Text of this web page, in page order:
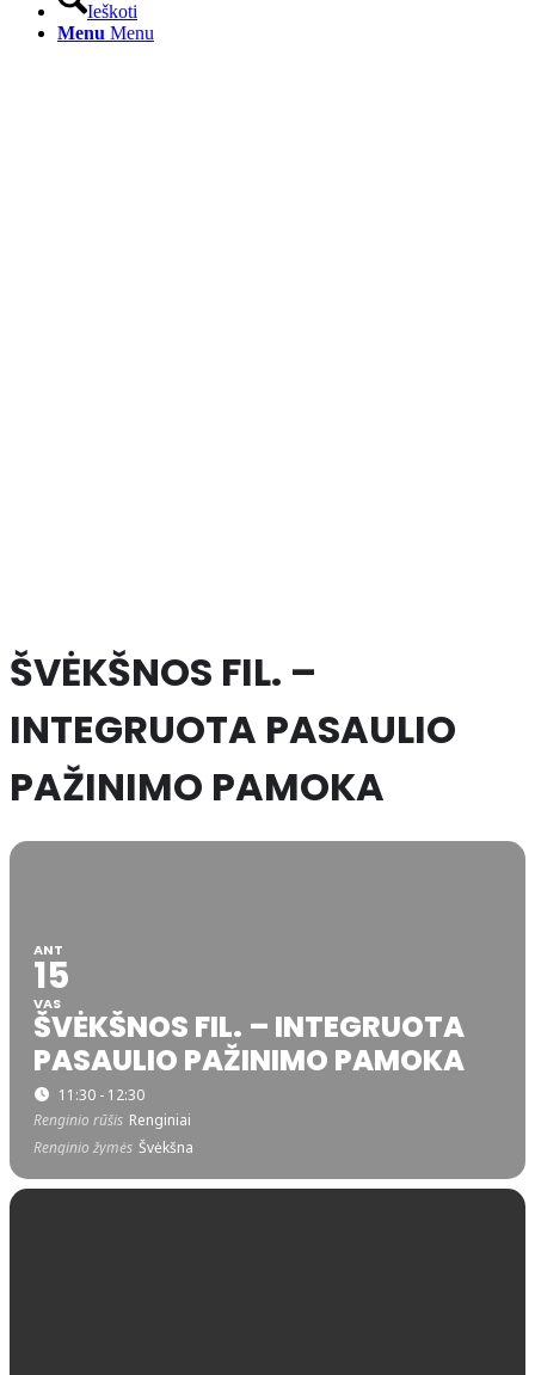
Ieškoti
Menu Menu
ŠVĖKŠNOS FIL. –
INTEGRUOTA PASAULIO
PAŽINIMO PAMOKA
ANT
15
VAS
ŠVĖKŠNOS FIL. – INTEGRUOTA
PASAULIO PAŽINIMO PAMOKA
11:30 - 12:30
Renginio rūšis Renginiai
Renginio žymės Švėkšna